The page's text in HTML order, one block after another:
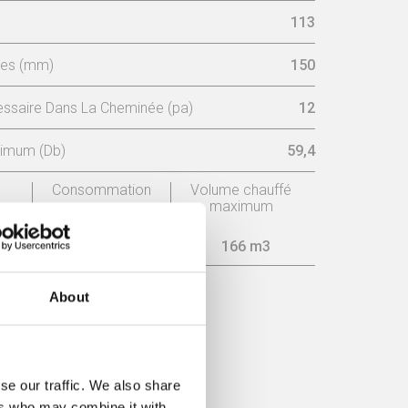
About
our traffic. We also share
113
(mm) 150
Dans La Cheminée (pa) 12
(Db) 59,4
Consommation
Volume chauffé
maximum
166 m3